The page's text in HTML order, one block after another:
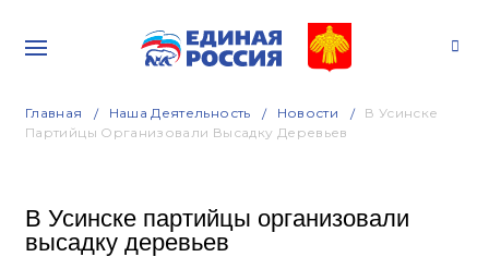
Главная Наша Деятельность Новости
В Усинске
Партийцы Организовали Высадку Деревьев
В Усинске партийцы организовали
высадку деревьев